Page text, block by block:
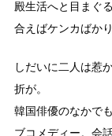
殿生活へと目まぐ
合えばケンカばか
しだいに二人は惹
折が。
韓国俳優のなかで